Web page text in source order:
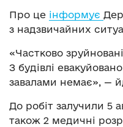
Про це інформує
з надзвичайних
«Частково
З будівлі
завалами немає», —
До робіт залучили 5
також 2 медичні